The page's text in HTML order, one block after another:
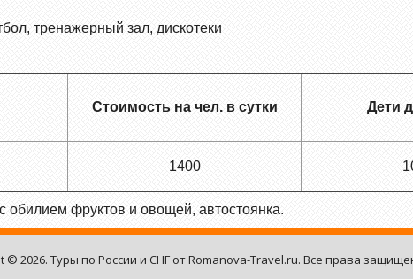
тренажерный зал, дискотеки
Стоимость на чел. в сутки Дети
1400
обилием фруктов и овощей, автостоянка.
© 2026. Туры по России и СНГ от Romanova-Travel.ru. Все права